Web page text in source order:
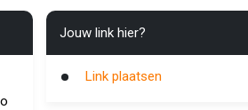
Jouw link hier?
Link plaatsen